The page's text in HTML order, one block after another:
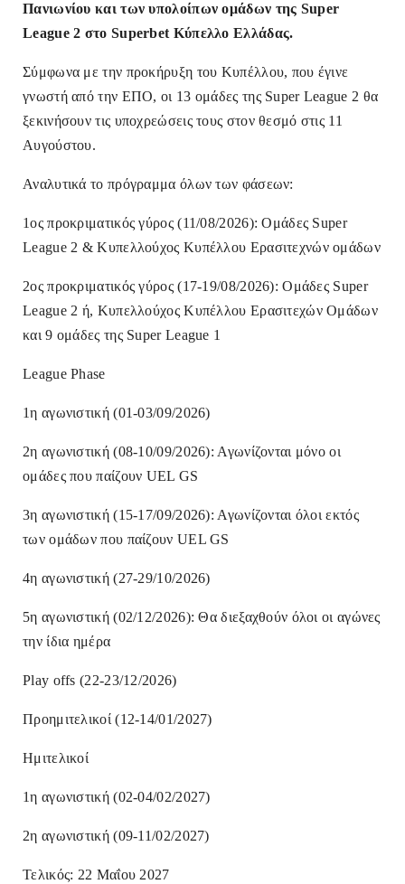
Πανιωνίου και των υπολοίπων ομάδων της Super
League 2 στο Superbet Κύπελλο Ελλάδας.
Σύμφωνα με την προκήρυξη του Κυπέλλου, που έγινε
γνωστή από την ΕΠΟ, οι 13 ομάδες της Super League 2 θα
ξεκινήσουν τις υποχρεώσεις τους στον θεσμό στις 11
Αυγούστου.
Αναλυτικά το πρόγραμμα όλων των φάσεων:
1ος προκριματικός γύρος (11/08/2026): Ομάδες Super
League 2 & Κυπελλούχος Κυπέλλου Ερασιτεχνών ομάδων
2ος προκριματικός γύρος (17-19/08/2026): Ομάδες Super
League 2 ή, Κυπελλούχος Κυπέλλου Ερασιτεχών Ομάδων
και 9 ομάδες της Super League 1
League Phase
1η αγωνιστική (01-03/09/2026)
2η αγωνιστική (08-10/09/2026): Αγωνίζονται μόνο οι
ομάδες που παίζουν UEL GS
3η αγωνιστική (15-17/09/2026): Αγωνίζονται όλοι εκτός
των ομάδων που παίζουν UEL GS
4η αγωνιστική (27-29/10/2026)
5η αγωνιστική (02/12/2026): Θα διεξαχθούν όλοι οι αγώνες
την ίδια ημέρα
Play offs (22-23/12/2026)
Προημιτελικοί (12-14/01/2027)
Ημιτελικοί
1η αγωνιστική (02-04/02/2027)
2η αγωνιστική (09-11/02/2027)
Τελικός: 22 Μαΐου 2027